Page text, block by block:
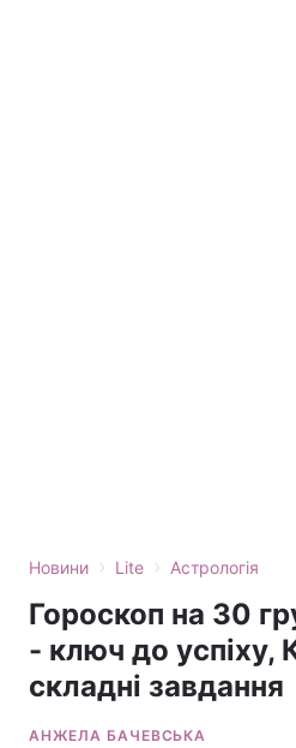
Новини › Lite › Астрологія
Гороскоп на 30
- ключ до успіху,
складні завдання
АНЖЕЛА БАЧЕВСЬКА